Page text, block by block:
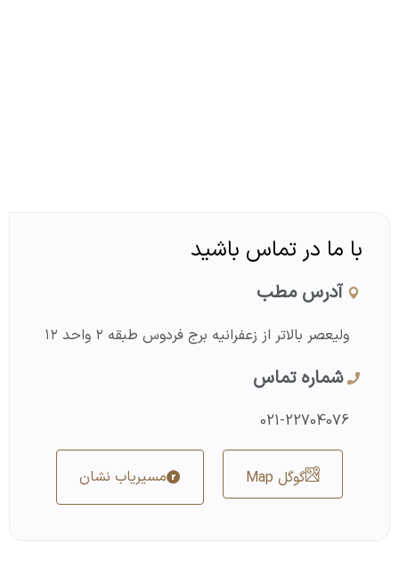
با ما در تماس باشید
آدرس مطب
ولیعصر بالاتر از زعفرانیه برج فردوس طبقه ۲ واحد ۱۲
شماره تماس
021-22704076
گوگل Map مسیریاب نشان